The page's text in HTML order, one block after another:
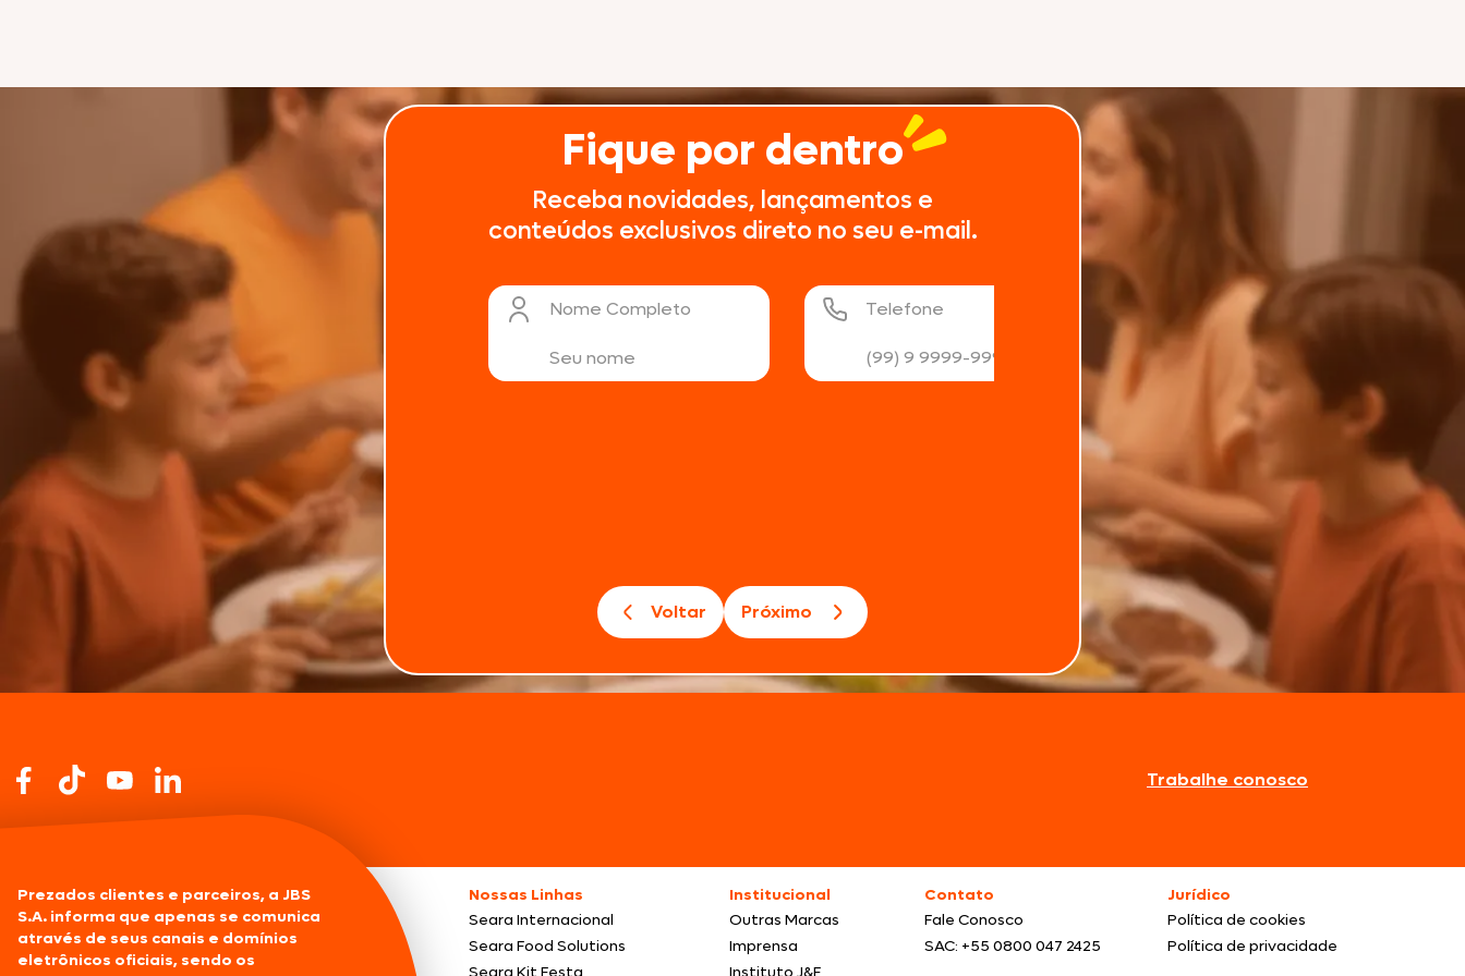
Fique por dentro
Receba novidades, lançamentos e
conteúdos exclusivos direto no seu e-mail.
Nome Completo Telefone Data de nascimento
Estado
Voltar Próximo
Trabalhe conosco
Prezados clientes e parceiros, a JBS
S.A. informa que apenas se comunica
através de seus canais e domínios
eletrônicos oficiais, sendo os
Nossas Linhas
Seara Internacional
Seara Food Solutions
Institucional
Outras Marcas
Imprensa
Contato
Fale Conosco
SAC: +55 0800 047 2425
Jurídico
Política de cookies
Política de privacidade